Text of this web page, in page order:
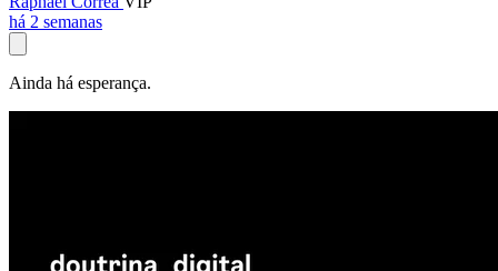
há 2 semanas
Ainda há esperança.